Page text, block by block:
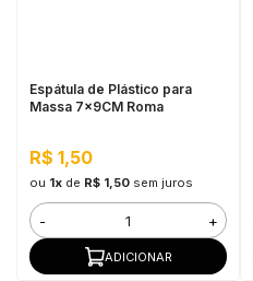
Espátula de Plástico para
Massa 7x9CM Roma
R$ 1,50
ou 1xde R$ 1,50 sem juros
- +
ADICIONAR